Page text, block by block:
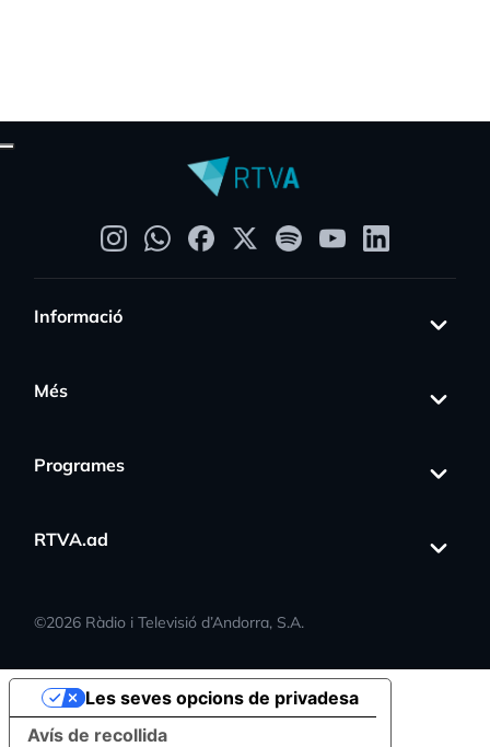
Informació
Més
Programes
RTVA.ad
©2026 Ràdio i Televisió d’Andorra, S.A.
Avís de recollida
Les seves opcions de privadesa